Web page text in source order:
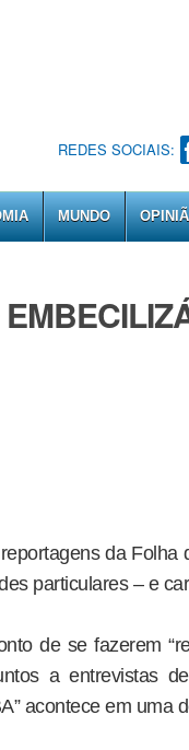
REDES SOCIAIS:
MUNDO
da Folha
particulares – e
de se fazerem
a entrevistas
acontece em uma